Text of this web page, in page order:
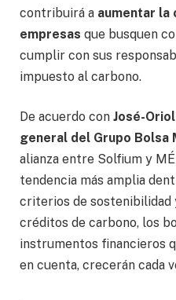
contribuirá a aumentar la
empresas que busquen
cumplir con sus
impuesto al carbono.
De acuerdo con José-
general del Grupo Bolsa
alianza entre Solfium y
tendencia más amplia
criterios de sostenibilidad
créditos de carbono, los
instrumentos financieros
en cuenta, crecerán cada